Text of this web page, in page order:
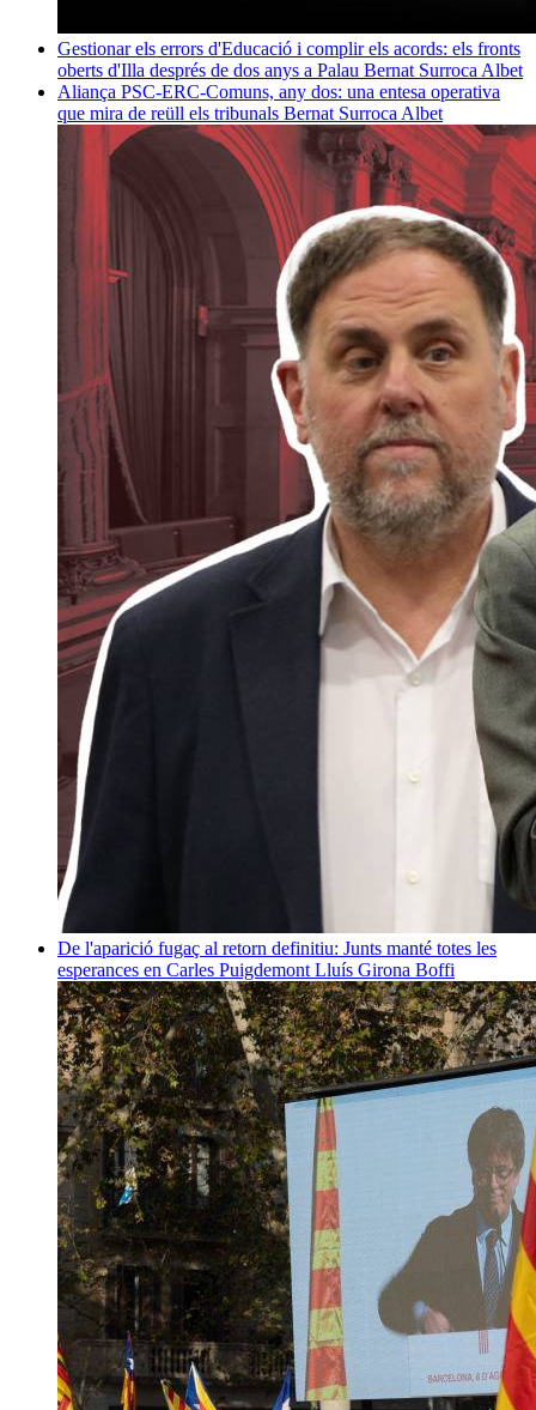
Gestionar els errors d'Educació i complir els acords: els fronts
oberts d'Illa després de dos anys a Palau Bernat Surroca Albet
Aliança PSC-ERC-Comuns, any dos: una entesa operativa
que mira de reüll els tribunals Bernat Surroca Albet
De l'aparició fugaç al retorn definitiu: Junts manté totes les
esperances en Carles Puigdemont Lluís Girona Boffi